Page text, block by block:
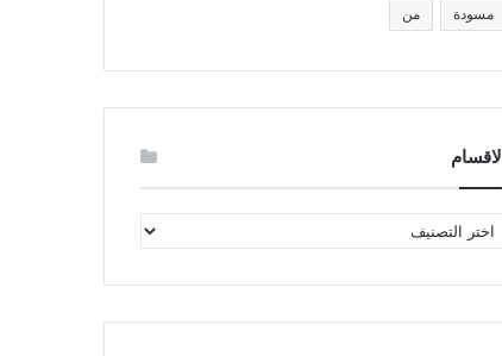
مسودة من
الاقسام
الاقسام